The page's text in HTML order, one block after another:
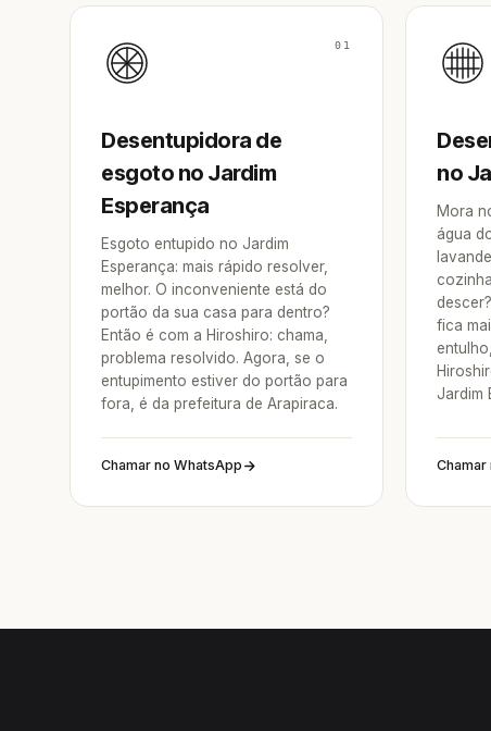
01
Desentupidora de
esgoto no Jardim
Esperança
Esgoto entupido no Jardim
Esperança: mais rápido resolver,
melhor. O inconveniente está do
portão da sua casa para dentro?
Então é com a Hiroshiro: chama,
problema resolvido. Agora, se o
entupimento estiver do portão para
fora, é da prefeitura de Arapiraca.
Chamar no WhatsApp
no
Mora
água
fica
Jardim
Chamar